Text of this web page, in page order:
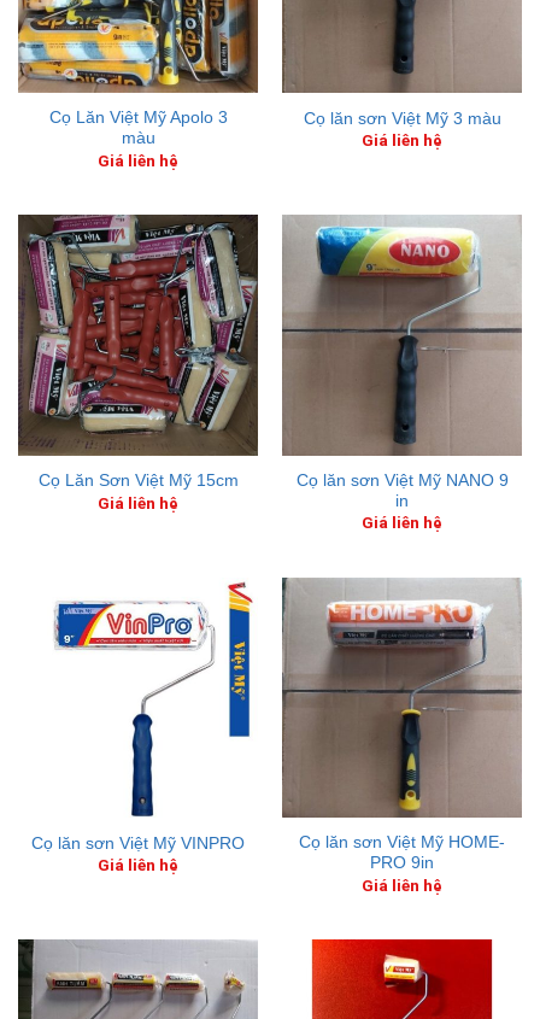
Cọ Lăn Việt Mỹ Apolo 3
màu
Giá liên hệ
Cọ lăn sơn Việt Mỹ 3 màu
Giá liên hệ
Cọ Lăn Sơn Việt Mỹ 15cm
Giá liên hệ
Cọ lăn sơn Việt Mỹ NANO 9
in
Giá liên hệ
Cọ lăn sơn Việt Mỹ VINPRO
Giá liên hệ
Cọ lăn sơn Việt Mỹ HOME-
PRO 9in
Giá liên hệ